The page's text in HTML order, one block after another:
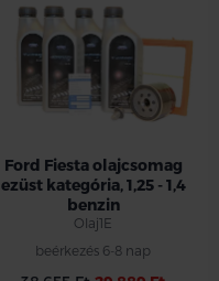
Ford Fiesta olajcsomag
ezüst kategória, 1,25 - 1,4
benzin
Olaj1E
beérkezés 6-8 nap